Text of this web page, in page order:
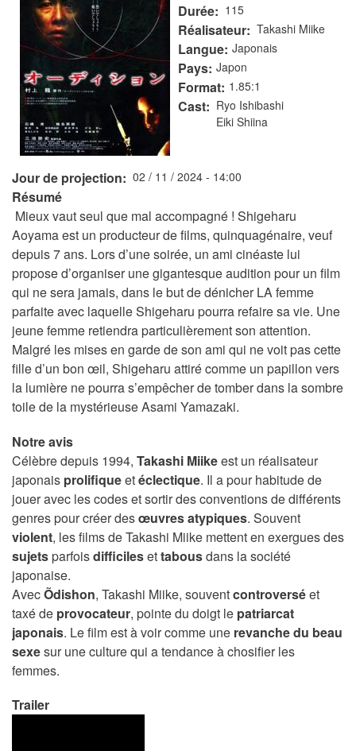
Durée 115
Réalisateur Takashi Miike
Langue Japonais
Pays Japon
Format 1.85:1
Cast
Ryo Ishibashi
Eiki Shiina
Jour de projection 02 / 11 / 2024 - 14:00
Résumé
Mieux vaut seul que mal accompagné ! Shigeharu
Aoyama est un producteur de films, quinquagénaire, veuf
depuis 7 ans. Lors d’une soirée, un ami cinéaste lui
propose d’organiser une gigantesque audition pour un film
qui ne sera jamais, dans le but de dénicher LA femme
parfaite avec laquelle Shigeharu pourra refaire sa vie. Une
jeune femme retiendra particulièrement son attention.
Malgré les mises en garde de son ami qui ne voit pas cette
fille d’un bon œil, Shigeharu attiré comme un papillon vers
la lumière ne pourra s’empêcher de tomber dans la sombre
toile de la mystérieuse Asami Yamazaki.
Notre avis
Célèbre depuis 1994, Takashi Miikeest un réalisateur
japonais prolifiqueetéclectique. Il a pour habitude de
jouer avec les codes et sortir des conventions de différents
genres pour créer desœuvresatypiques. Souvent
violent, les films de Takashi Miike mettent en exergues des
sujetsparfoisdifficilesettabousdans la société
japonaise.
AvecÕdishon, Takashi Miike, souventcontroverséet
taxé de provocateur, pointe du doigt le patriarcat
japonais. Le film est à voir comme une revanche du beau
sexesur une culture qui a tendance à chosifier les
femmes.
Trailer